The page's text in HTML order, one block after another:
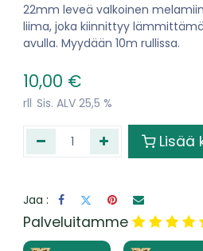
22mm leveä valkoinen
liima, joka kiinnittyy
avulla. Myydään 10m rullissa.
10,00 €
rll Sis. ALV 25,5 %
Lisää
Jaa :
​Palveluitamme